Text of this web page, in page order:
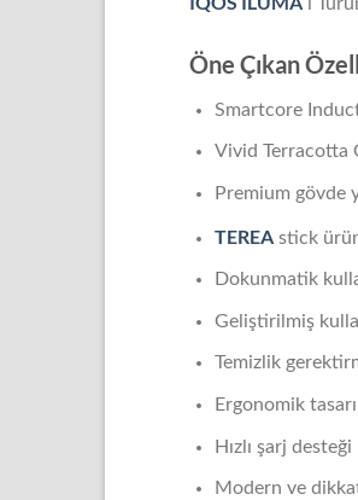
Öne Çıkan
Smartcore
Vivid Terracotta
Premium gövde
TEREAstick
Dokunmatik
Geliştirilmiş
Temizlik
Ergonomik
Hızlı şarj desteği
Modern ve